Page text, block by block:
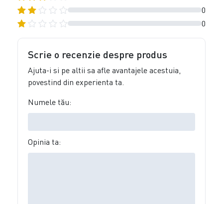
0
0
Scrie o recenzie despre produs
Ajuta-i si pe altii sa afle avantajele acestuia,
povestind din experienta ta.
Numele tău:
Opinia ta: